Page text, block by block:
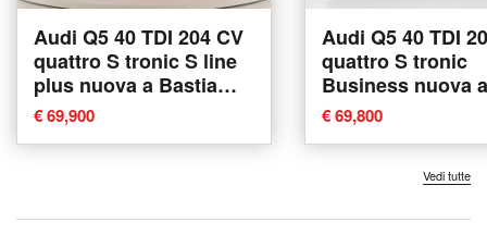
Audi Q5 40 TDI 204 CV
quattro S tronic S line
plus nuova a Bastia
Umbra
€ 69,900
Audi Q5 40 TDI
quattro S tronic
Business nuova a
Bastia Umbra
€ 69,800
Vedi tutte